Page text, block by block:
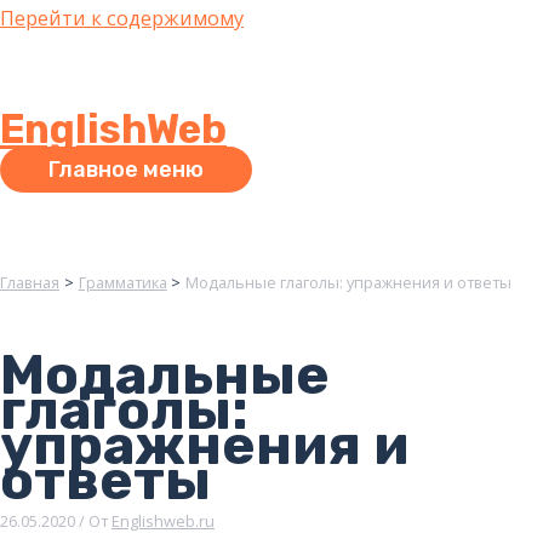
Перейти к содержимому
EnglishWeb
Главное меню
Главная Грамматика Модальные глаголы: упражнения и ответы
Модальные
глаголы:
упражнения и
ответы
26.05.2020/ От Englishweb.ru